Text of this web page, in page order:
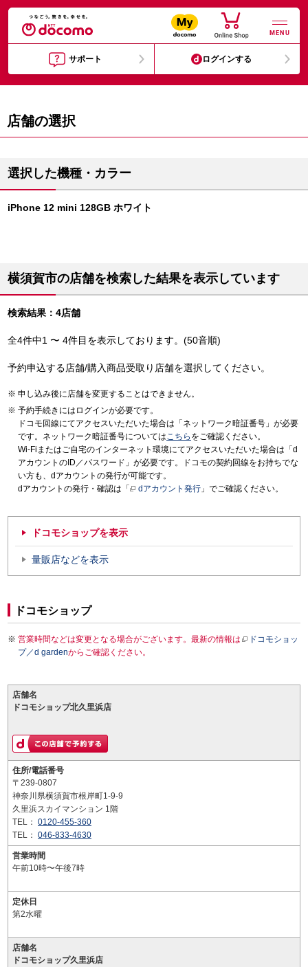
MENU
サポート ログインする
店舗の選択
選択した機種・カラー
iPhone 12 mini 128GB ホワイト
横須賀市の店舗を検索した結果を表示しています
検索結果：4店舗
全4件中1 〜 4件目を表示しております。(50音順)
予約申込する店舗/購入商品受取り店舗を選択してください。
申し込み後に店舗を変更することはできません。
予約手続きにはログインが必要です。
ドコモ回線にてアクセスいただいた場合は「ネットワーク暗証番号」が必要
です。ネットワーク暗証番号についてはこちら をご確認ください。
Wi-Fiまたはご自宅のインターネット環境にてアクセスいただいた場合は「d
アカウントのID／パスワード」が必要です。ドコモの契約回線をお持ちでな
い方も、dアカウントの発行が可能です。
dアカウントの発行・確認は「
dアカウント発行 」でご確認ください。
ドコモショップを表示
量販店などを表示
ドコモショップ
営業時間などは変更となる場合がございます。最新の情報は
ドコモショッ
プ／d gardenからご確認ください。
店舗名
ドコモショップ北久里浜店
住所/電話番号
〒239-0807
神奈川県横須賀市根岸町1-9-9
久里浜スカイマンション 1階
TEL： 0120-455-360
TEL： 046-833-4630
営業時間
午前10時〜午後7時
定休日
第2水曜
店舗名
ドコモショップ久里浜店